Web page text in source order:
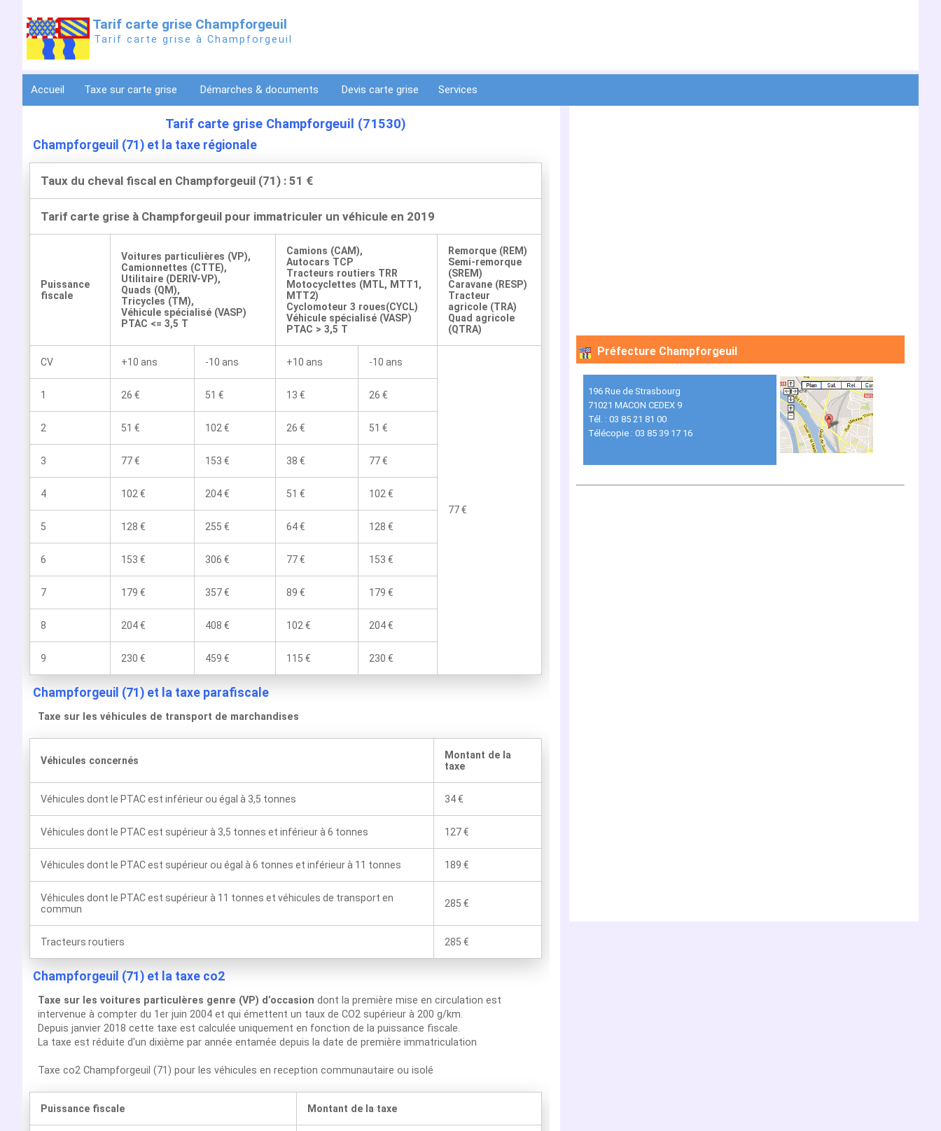
Tarif carte grise Champforgeuil
Tarif carte grise à Champforgeuil
Accueil Taxe sur carte grise Démarches & documents Devis carte grise Services
Tarif carte grise Champforgeuil (71530)
Champforgeuil (71) et la taxe régionale
Taux du cheval fiscal en Champforgeuil (71) : 51 €
Tarif carte grise à Champforgeuil pour immatriculer un véhicule en 2019
Puissance
fiscale
Voitures particulières (VP),
Camionnettes (CTTE),
Utilitaire (DERIV-VP),
Quads (QM),
Tricycles (TM),
Véhicule spécialisé (VASP)
PTAC <= 3,5 T
Camions (CAM),
Autocars TCP
Tracteurs routiers TRR
Motocyclettes (MTL, MTT1,
MTT2)
Cyclomoteur 3 roues(CYCL)
Véhicule spécialisé (VASP)
PTAC > 3,5 T
Remorque (REM)
Semi-remorque
(SREM)
Caravane (RESP)
Tracteur
agricole (TRA)
Quad agricole
(QTRA)
CV +10 ans -10 ans +10 ans -10 ans
77 €
1 26 € 51 € 13 € 26 €
2 51 € 102 € 26 € 51 €
3 77 € 153 € 38 € 77 €
4 102 € 204 € 51 € 102 €
5 128 € 255 € 64 € 128 €
6 153 € 306 € 77 € 153 €
7 179 € 357 € 89 € 179 €
8 204 € 408 € 102 € 204 €
9 230 € 459 € 115 € 230 €
Champforgeuil (71) et la taxe parafiscale
Taxe sur les véhicules de transport de marchandises
Véhicules concernés
Montant de la
taxe
Véhicules dont le PTAC est inférieur ou égal à 3,5 tonnes 34 €
Véhicules dont le PTAC est supérieur à 3,5 tonnes et inférieur à 6 tonnes 127 €
Véhicules dont le PTAC est supérieur ou égal à 6 tonnes et inférieur à 11 tonnes 189 €
Véhicules dont le PTAC est supérieur à 11 tonnes et véhicules de transport en
commun
285 €
Tracteurs routiers 285 €
Champforgeuil (71) et la taxe co2
Taxe sur les voitures particulères genre (VP) d’occasion dont la première mise en circulation est
intervenue à compter du 1er juin 2004 et qui émettent un taux de CO2 supérieur à 200 g/km.
Depuis janvier 2018 cette taxe est calculée uniquement en fonction de la puissance fiscale.
La taxe est réduite d'un dixième par année entamée depuis la date de première immatriculation
Taxe co2 Champforgeuil (71) pour les véhicules en reception communautaire ou isolé
Puissance fiscale Montant de la taxe
Préfecture Champforgeuil
196 Rue de Strasbourg
71021 MACON CEDEX 9
Tél. : 03 85 21 81 00
Télécopie : 03 85 39 17 16